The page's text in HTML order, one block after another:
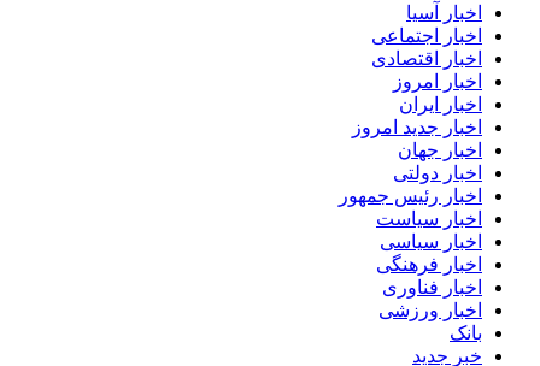
اخبار آسیا
اخبار اجتماعی
اخبار اقتصادی
اخبار امروز
اخبار ایران
اخبار جدید امروز
اخبار جهان
اخبار دولتی
اخبار رئیس جمهور
اخبار سیاست
اخبار سیاسی
اخبار فرهنگی
اخبار فناوری
اخبار ورزشی
بانک
خبر جدید